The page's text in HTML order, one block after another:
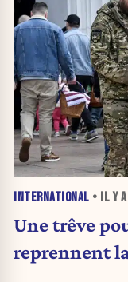
INTERNATIONAL • IL Y A
Une trêve
reprennent